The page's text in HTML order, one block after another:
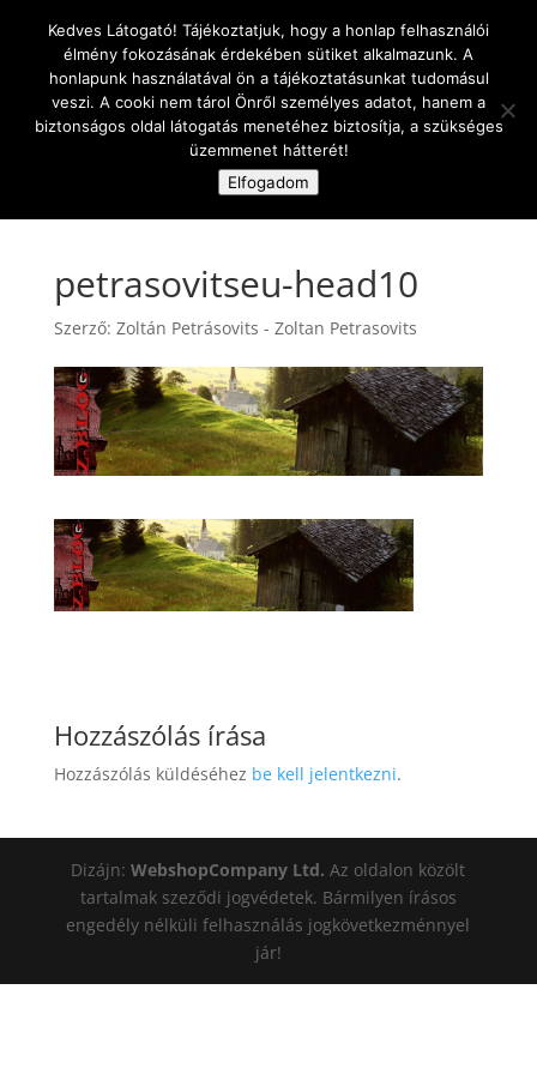
Oldal kiválasztása
petrasovitseu-head10
Szerző: Zoltán Petrásovits - Zoltan Petrasovits
Hozzászólás írása
Hozzászólás küldéséhez be kell jelentkezni.
Dizájn:WebshopCompany Ltd.Az oldalon közölt
tartalmak szeződi jogvédetek. Bármilyen írásos
engedély nélküli felhasználás jogkövetkezménnyel
jár!
Kedves Látogató! Tájékoztatjuk, hogy a honlap felhasználói
élmény fokozásának érdekében sütiket alkalmazunk. A
honlapunk használatával ön a tájékoztatásunkat tudomásul
veszi. A cooki nem tárol Önről személyes adatot, hanem a
biztonságos oldal látogatás menetéhez biztosítja, a szükséges
üzemmenet hátterét!
Elfogadom